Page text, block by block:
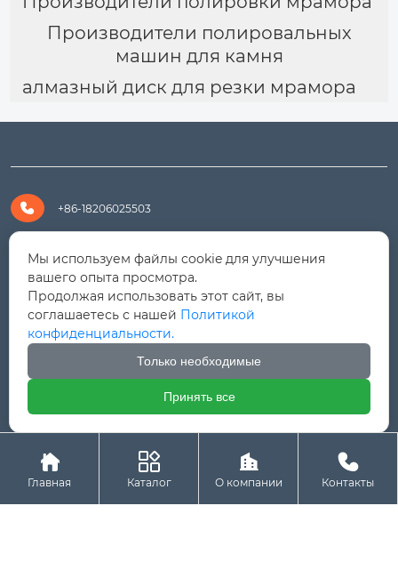
Производители полировальных
машин для камня
алмазный диск для резки мрамора
 +86-18206025503
 +8618206025503
 yanali@hualongm.com

351144, Китай, пров.Фуцзянь, г. Путянь, район Личэн,
промышленная зона Хуанши

Авторское право © ООО "Fujian Province HuaLong

Главная

Каталог

О компании

Контакты
Мы используем файлы cookie для улучшения
вашего опыта просмотра.
Продолжая использовать этот сайт, вы
соглашаетесь с нашей Политикой
конфиденциальности.
Только необходимые
Принять все